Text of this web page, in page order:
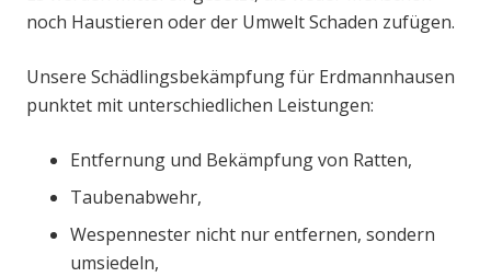
noch Haustieren oder der Umwelt Schaden zufügen.
Unsere Schädlingsbekämpfung für Erdmannhausen
punktet mit unterschiedlichen Leistungen:
Entfernung und Bekämpfung von Ratten,
Taubenabwehr,
Wespennester nicht nur entfernen, sondern
umsiedeln,